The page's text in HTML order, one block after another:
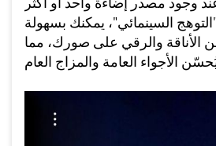
السينمائي"، يمكنك بسهولة
الأناقة والرقي على صورك، مما